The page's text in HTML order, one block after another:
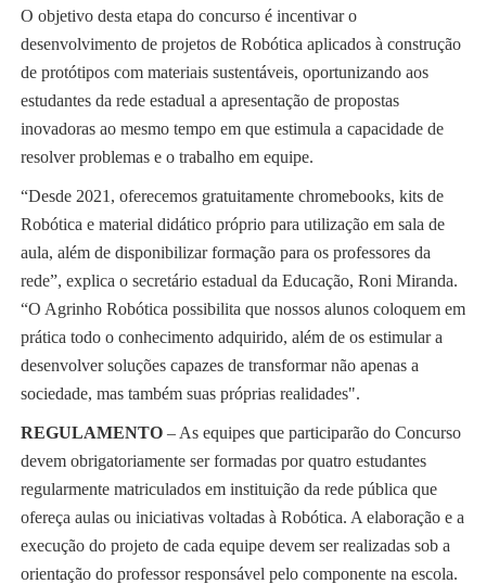
O objetivo desta etapa do concurso é incentivar o
desenvolvimento de projetos de Robótica aplicados à construção
de protótipos com materiais sustentáveis, oportunizando aos
estudantes da rede estadual a apresentação de propostas
inovadoras ao mesmo tempo em que estimula a capacidade de
resolver problemas e o trabalho em equipe.
“Desde 2021, oferecemos gratuitamente chromebooks, kits de
Robótica e material didático próprio para utilização em sala de
aula, além de disponibilizar formação para os professores da
rede”, explica o secretário estadual da Educação, Roni Miranda.
“O Agrinho Robótica possibilita que nossos alunos coloquem em
prática todo o conhecimento adquirido, além de os estimular a
desenvolver soluções capazes de transformar não apenas a
sociedade, mas também suas próprias realidades".
REGULAMENTO– As equipes que participarão do Concurso
devem obrigatoriamente ser formadas por quatro estudantes
regularmente matriculados em instituição da rede pública que
ofereça aulas ou iniciativas voltadas à Robótica. A elaboração e a
execução do projeto de cada equipe devem ser realizadas sob a
orientação do professor responsável pelo componente na escola.